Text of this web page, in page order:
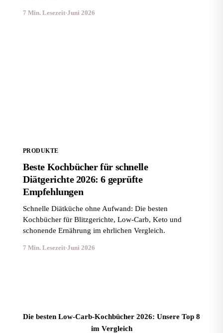
7 Min. Lesezeit·Juni 2026
PRODUKTE
Beste Kochbücher für schnelle
Diätgerichte 2026: 6 geprüfte
Empfehlungen
Schnelle Diätküche ohne Aufwand: Die besten
Kochbücher für Blitzgerichte, Low-Carb, Keto und
schonende Ernährung im ehrlichen Vergleich.
7 Min. Lesezeit·Juni 2026
Die besten Low-Carb-Kochbücher 2026: Unsere Top 8
im Vergleich